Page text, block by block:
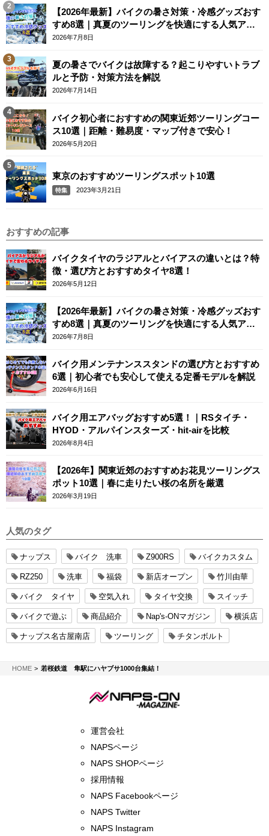
【2026年最新】バイクの暑さ対策・冷感グッズおす
すめ8選｜真夏のツーリングを快適にする人気アイ
テム
2026年7月8日
夏の暑さでバイクは故障する？起こりやすいトラブ
ルと予防・対策方法を解説
2026年7月14日
バイク初心者におすすめの関東近郊ツーリングコー
ス10選｜距離・難易度・マップ付きで安心！
2026年5月20日
東京のおすすめツーリングスポット10選
特集 2023年3月21日
おすすめの記事
バイクタイヤのラジアルとバイアスの違いとは？特
徴・選び方とおすすめタイヤ8選！
2026年5月12日
【2026年最新】バイクの暑さ対策・冷感グッズおす
すめ8選｜真夏のツーリングを快適にする人気アイ
テム
2026年7月8日
バイク用メンテナンススタンドの選び方とおすすめ
6選｜初心者でも安心して使える定番モデルを解説
2026年6月16日
バイク用エアバッグおすすめ5選！｜RSタイチ・
HYOD・アルパインスターズ・hit-airを比較
2026年8月4日
【2026年】関東近郊のおすすめお花見ツーリングス
ポット10選｜春に走りたい桜の名所を厳選
2026年3月19日
人気のタグ
ナップス バイク 洗車 Z900RS バイクカスタム
RZ250 洗車 福袋 新店オープン 竹川由華
バイク タイヤ 空気入れ タイヤ交換 スイッチ
バイクで遊ぶ 商品紹介 Nap's-ONマガジン 横浜店
ナップス名古屋南店 ツーリング チタンボルト
HOMENAPS-ON マガジン
若桜鉄道 隼駅にハヤブサ1000台集結！
運営会社
NAPSページ
NAPS SHOPページ
採用情報
NAPS Facebookページ
NAPS Twitter
NAPS Instagram